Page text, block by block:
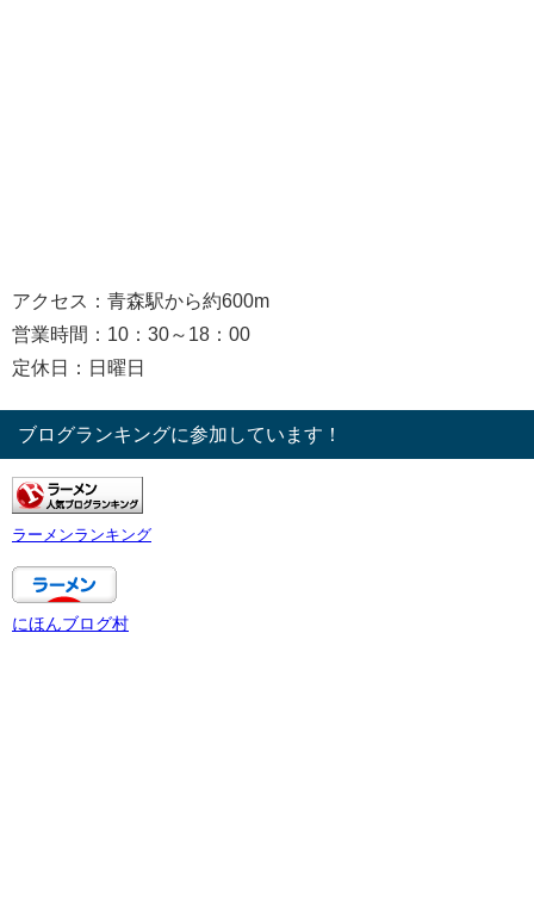
アクセス：青森駅から約600m
営業時間：10：30～18：00
定休日：日曜日
ブログランキングに参加しています！
ラーメンランキング
にほんブログ村